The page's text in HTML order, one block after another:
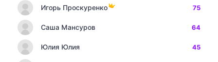
Игорь Проскуренко 75
Саша Мансуров 64
Юлия Юлия 45